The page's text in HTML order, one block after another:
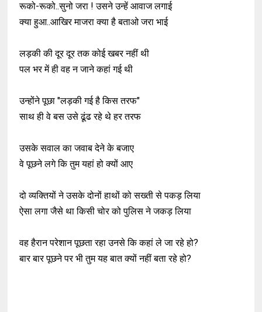
रूको-रूको..सुनो जरा ! उसने उन्हें आवाज लगाई
क्या हुआ..आखिर माजरा क्या है बताओ जरा भाई
लड़की की दूर दूर तक कोई खबर नहीं थी
पल भर में ही वह न जाने कहां गई थी
उन्होंने पूछा "लड़की गई है किस तरफ"
साथ ही वे बस उसे ढूंढ रहे थे हर तरफ
उसके सवाल का जवाब देने के बजाए
वे पूछने लगे कि तुम यहां हो क्यों आए
दो व्यक्तियों ने उसके दोनों हाथों को सख्ती से पकड़ लिया
ऐसा लगा जैसे था किसी चोर को पुलिस ने जकड़ लिया
वह हैरान परेशान पूछता रहा उनसे कि कहां ले जा रहे हो?
बार बार पूछने पर भी तुम यह बात क्यों नहीं बता रहे हो?